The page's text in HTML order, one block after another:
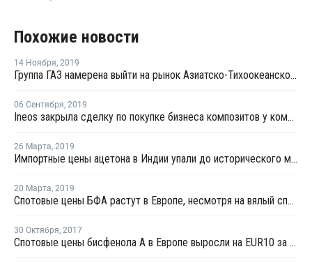
Похожие новости
14 Ноября, 2019
Группа ГАЗ намерена выйти на рынок Азиатско-Тихоокеанского региона
06 Сентября, 2019
Ineos закрыла сделку по покупке бизнеса композитов у компании Ashland
26 Марта, 2019
Импортные цены ацетона в Индии упали до исторического минимума
20 Марта, 2019
Спотовые цены БФА растут в Европе, несмотря на вялый спрос
30 Октября, 2017
Спотовые цены бисфенола А в Европе выросли на EUR10 за тонну